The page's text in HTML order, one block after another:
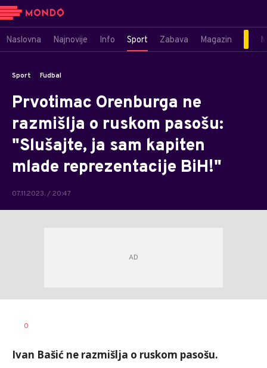
Naslovna Najnovije Info Sport Zabava Magazin
Sport Fudbal
Prvotimac Orenburga ne
razmišlja o ruskom pasošu:
"Slušajte, ja sam kapiten
mlade reprezentacije BiH!"
07.11.2023. / 20:47
AUTOR
0
Ivan Bašić ne razmišlja o ruskom pasošu.